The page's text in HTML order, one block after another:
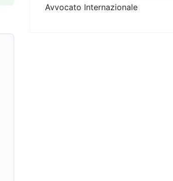
Avvocato Internazionale